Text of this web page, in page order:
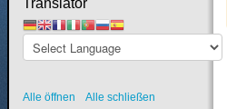
Translator
Alle öffnen Alle schließen